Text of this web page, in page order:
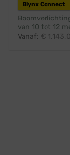
Blynx Connect
van 10 tot 12
Vanaf: €